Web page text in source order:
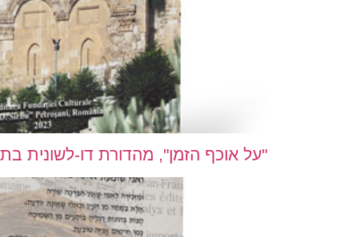
"על אוכף הזמן", מהדורת דו-לשונית